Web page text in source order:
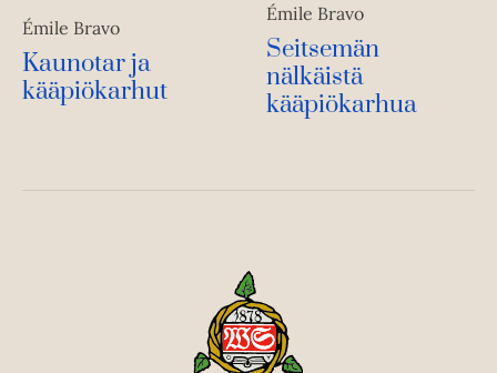
Émile Bravo
Kaunotar ja
kääpiökarhut
Émile Bravo
Seitsemän
nälkäistä
kääpiökarhua